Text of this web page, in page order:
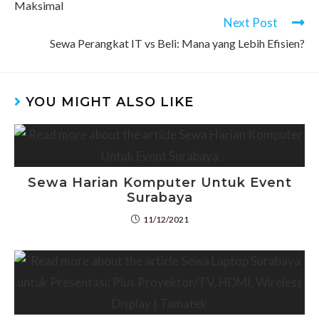
Maksimal
Next Post
Sewa Perangkat IT vs Beli: Mana yang Lebih Efisien?
YOU MIGHT ALSO LIKE
Sewa Harian Komputer Untuk Event
Surabaya
11/12/2021